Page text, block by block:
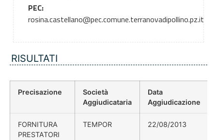
PEC:
rosina.castellano@pec.comune.terranovadipollino.pz.it
RISULTATI
Precisazione
Società
Aggiudicataria
Data
Aggiudicazione
FORNITURA
PRESTATORI
TEMPOR 22/08/2013